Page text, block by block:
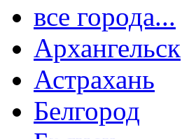
все города...
Архангельск
Астрахань
Белгород